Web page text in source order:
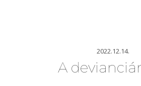
2022.12.14.
A